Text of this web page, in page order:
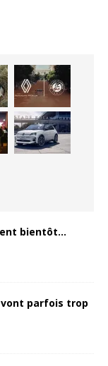
bientôt…
vont parfois trop